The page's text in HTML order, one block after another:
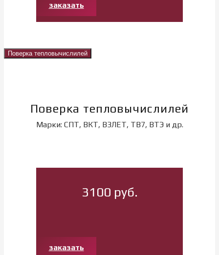
заказать
Поверка тепловычислилей
Поверка тепловычислилей
Марки: СПТ, ВКТ, ВЗЛЕТ, ТВ7, ВТЭ и др.
3100 руб.
заказать